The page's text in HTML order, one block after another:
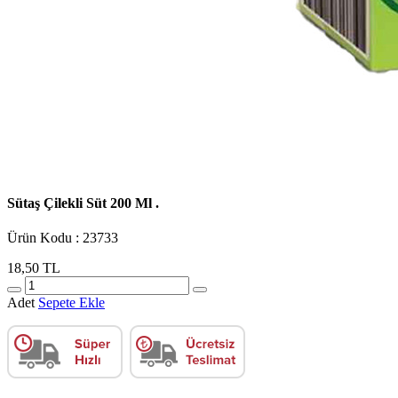
Sütaş Çilekli Süt 200 Ml .
Ürün Kodu : 23733
18,50 TL
Adet Sepete Ekle